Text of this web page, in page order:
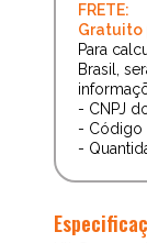
FRETE:
Gratuito
Para
Brasil,
- CNPJ
- Código
-